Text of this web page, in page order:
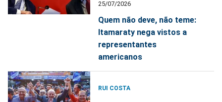
25/07/2026
Quem não deve, não teme:
Itamaraty nega vistos a
representantes
americanos
RUI COSTA